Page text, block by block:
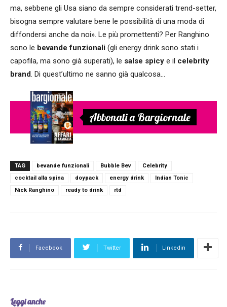
ma, sebbene gli Usa siano da sempre considerati trend-setter,
bisogna sempre valutare bene le possibilità di una moda di
diffondersi anche da noi». Le più promettenti? Per Ranghino
sono le bevande funzionali (gli energy drink sono stati i
capofila, ma sono già superati), le salse spicy e il celebrity
brand. Di quest’ultimo ne sanno già qualcosa…
Abbonati a Bargiornale
TAG bevande funzionali Bubble Bev
Celebrity
cocktail alla spina
doypack energy drink
Indian Tonic
Nick Ranghino
ready to drink rtd
Facebook Twitter Linkedin
Leggi anche